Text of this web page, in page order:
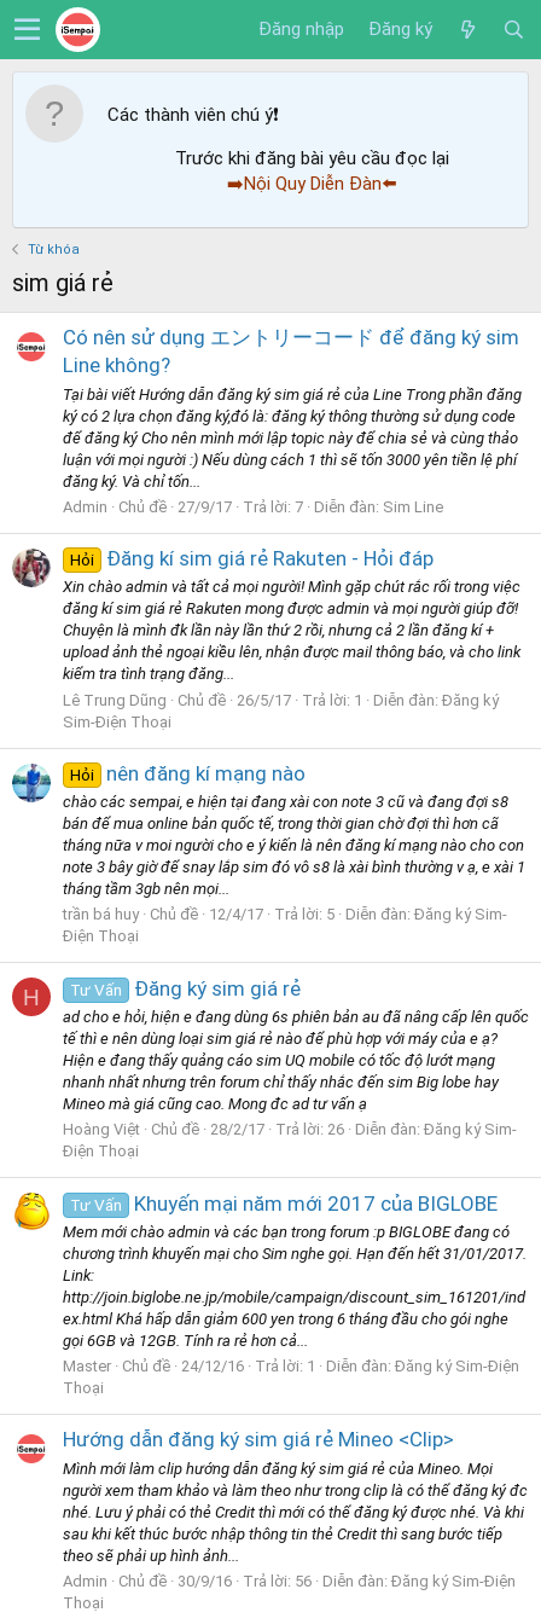
Đăng nhập Đăng ký
Các thành viên chú ý❗️
Trước khi đăng bài yêu cầu đọc lại
➡️Nội Quy Diễn Đàn⬅️
Từ khóa
sim giá rẻ
Có nên sử dụng エントリーコード để đăng ký sim
Line không?
Tại bài viết Hướng dẫn đăng ký sim giá rẻ của Line Trong phần đăng
ký có 2 lựa chọn đăng ký,đó là: đăng ký thông thường sử dụng code
để đăng ký Cho nên mình mới lập topic này để chia sẻ và cùng thảo
luận với mọi người :) Nếu dùng cách 1 thì sẽ tốn 3000 yên tiền lệ phí
đăng ký. Và chỉ tốn...
Admin
Chủ đề 27/9/17 Trả lời: 7 Diễn đàn: Sim Line
Hỏi Đăng kí sim giá rẻ Rakuten - Hỏi đáp
Xin chào admin và tất cả mọi người! Mình gặp chút rắc rối trong việc
đăng kí sim giá rẻ Rakuten mong được admin và mọi người giúp đỡ!
Chuyện là mình đk lần này lần thứ 2 rồi, nhưng cả 2 lần đăng kí +
upload ảnh thẻ ngoại kiều lên, nhận được mail thông báo, và cho link
kiểm tra tình trạng đăng...
Lê Trung Dũng
Chủ đề 26/5/17 Trả lời: 1 Diễn đàn: Đăng ký
Sim-Điện Thoại
Hỏi nên đăng kí mạng nào
chào các sempai, e hiện tại đang xài con note 3 cũ và đang đợi s8
bán để mua online bản quốc tế, trong thời gian chờ đợi thì hơn cã
tháng nữa v moi người cho e ý kiến là nên đăng kí mạng nào cho con
note 3 bây giờ để snay lắp sim đó vô s8 là xài bình thường v ạ, e xài 1
tháng tầm 3gb nên mọi...
trần bá huy
Chủ đề 12/4/17 Trả lời: 5 Diễn đàn: Đăng ký Sim-
Điện Thoại
H Tư Vấn Đăng ký sim giá rẻ
ad cho e hỏi, hiện e đang dùng 6s phiên bản au đã nâng cấp lên quốc
tế thì e nên dùng loại sim giá rẻ nào để phù hợp với máy của e ạ?
Hiện e đang thấy quảng cáo sim UQ mobile có tốc độ lướt mạng
nhanh nhất nhưng trên forum chỉ thấy nhắc đến sim Big lobe hay
Mineo mà giá cũng cao. Mong đc ad tư vấn ạ
Hoàng Việt
Chủ đề 28/2/17 Trả lời: 26 Diễn đàn: Đăng ký Sim-
Điện Thoại
Tư Vấn Khuyến mại năm mới 2017 của BIGLOBE
Mem mới chào admin và các bạn trong forum :p BIGLOBE đang có
chương trình khuyến mại cho Sim nghe gọi. Hạn đến hết 31/01/2017.
Link:
http://join.biglobe.ne.jp/mobile/campaign/discount_sim_161201/ind
ex.html Khá hấp dẫn giảm 600 yen trong 6 tháng đầu cho gói nghe
gọi 6GB và 12GB. Tính ra rẻ hơn cả...
Master
Chủ đề 24/12/16 Trả lời: 1 Diễn đàn: Đăng ký Sim-Điện
Thoại
Hướng dẫn đăng ký sim giá rẻ Mineo <Clip>
Mình mới làm clip hướng dẫn đăng ký sim giá rẻ của Mineo. Mọi
người xem tham khảo và làm theo như trong clip là có thể đăng ký đc
nhé. Lưu ý phải có thẻ Credit thì mới có thể đăng ký được nhé. Và khi
sau khi kết thúc bước nhập thông tin thẻ Credit thì sang bước tiếp
theo sẽ phải up hình ảnh...
Admin
Chủ đề 30/9/16 Trả lời: 56 Diễn đàn: Đăng ký Sim-Điện
Thoại